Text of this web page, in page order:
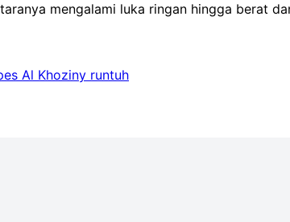
mengalami luka ringan hingga berat
Al Khoziny runtuh